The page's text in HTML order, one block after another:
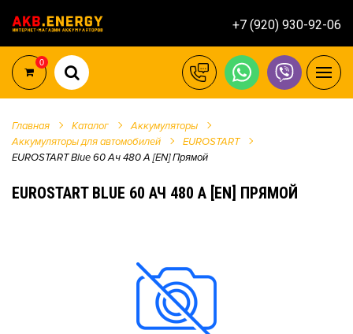
+7 (920) 930-92-06
0
Главная Каталог
Аккумуляторы
Аккумуляторы для автомобилей
EUROSTART
EUROSTART Blue 60 Ач 480 А [EN] Прямой
EUROSTART BLUE 60 АЧ 480 А [EN] ПРЯМОЙ